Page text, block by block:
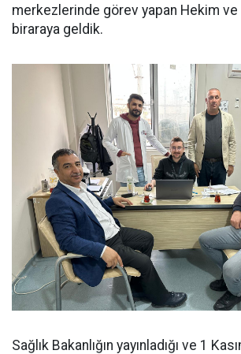
merkezlerinde görev yapan Hekim ve
biraraya geldik.
Sağlık Bakanlığın yayınladığı ve 1